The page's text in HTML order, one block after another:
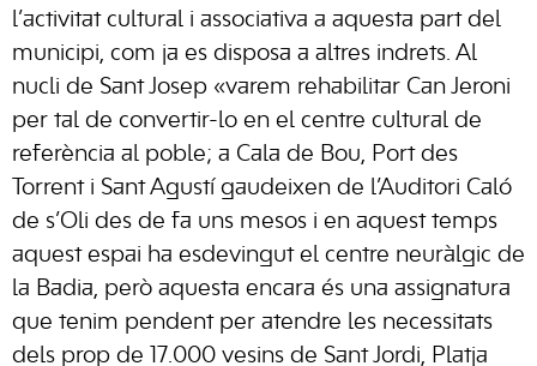
l’activitat cultural i associativa a aquesta part del
municipi, com ja es disposa a altres indrets. Al
nucli de Sant Josep «varem rehabilitar Can Jeroni
per tal de convertir-lo en el centre cultural de
referència al poble; a Cala de Bou, Port des
Torrent i Sant Agustí gaudeixen de l’Auditori Caló
de s’Oli des de fa uns mesos i en aquest temps
aquest espai ha esdevingut el centre neuràlgic de
la Badia, però aquesta encara és una assignatura
que tenim pendent per atendre les necessitats
dels prop de 17.000 vesins de Sant Jordi, Platja